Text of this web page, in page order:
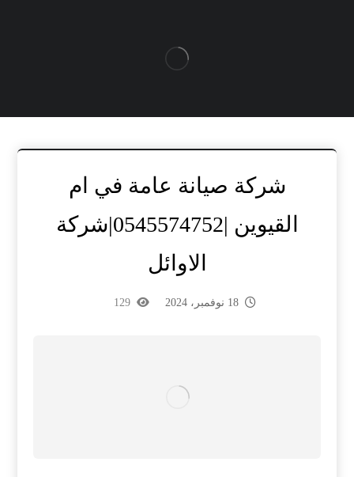
شركة صيانة عامة في ام
القيوين |0545574752|شركة
الاوائل
18 نوفمبر، 2024 129